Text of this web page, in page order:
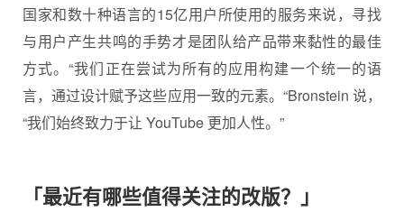
国家和数十种语言的15亿用户所使用的服务来说，寻找
与用户产生共鸣的手势才是团队给产品带来黏性的最佳
方式。“我们正在尝试为所有的应用构建一个统一的语
言，通过设计赋予这些应用一致的元素。“Bronstein 说，
“我们始终致力于让 YouTube 更加人性。”
「最近有哪些值得关注的改版？」